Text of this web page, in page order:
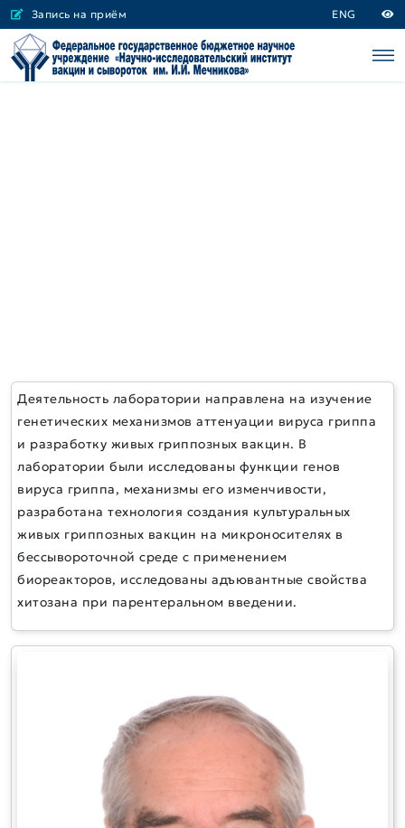
Запись на приём ENG
Деятельность лаборатории направлена на изучение
генетических механизмов аттенуации вируса гриппа
и разработку живых гриппозных вакцин. В
лаборатории были исследованы функции генов
вируса гриппа, механизмы его изменчивости,
разработана технология создания культуральных
живых гриппозных вакцин на микроносителях в
бессывороточной среде с применением
биореакторов, исследованы адъювантные свойства
хитозана при парентеральном введении.